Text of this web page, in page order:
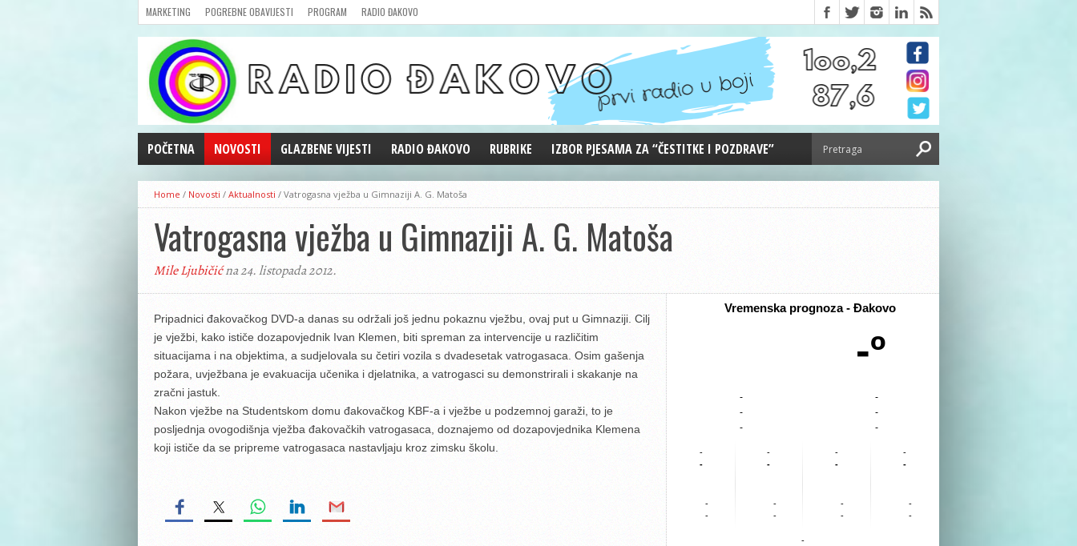
MARKETING POGREBNE OBAVIJESTI PROGRAM RADIO ĐAKOVO
POČETNA NOVOSTI
AKTUALNOSTI
CRNA KRONIKA
POLITIKA
ZANIMLJIVOSTI
GOSPODARSTVO
KULTURA
ŠPORT
REPRIZE EMISIJA
GLAZBENE VIJESTI RADIO ĐAKOVO
MARKETING
RUBRIKE
REPRIZE EMISIJA
DOBRE VIBRACIJE
ĐAKOVO GRADE
WEB ANKETA
IZBOR PJESAMA ZA “ČESTITKE I POZDRAVE”
Home / Novosti / Aktualnosti / Vatrogasna vježba u Gimnaziji A. G. Matoša
Vatrogasna vježba u Gimnaziji A. G. Matoša
Mile Ljubičićna 24. listopada 2012.
Pripadnici đakovačkog DVD-a danas su održali još jednu pokaznu vježbu, ovaj put u Gimnaziji. Cilj
je vježbi, kako ističe dozapovjednik Ivan Klemen, biti spreman za intervencije u različitim
situacijama i na objektima, a sudjelovala su četiri vozila s dvadesetak vatrogasaca. Osim gašenja
požara, uvježbana je evakuacija učenika i djelatnika, a vatrogasci su demonstrirali i skakanje na
zračni jastuk.
Nakon vježbe na Studentskom domu đakovačkog KBF-a i vježbe u podzemnoj garaži, to je
posljednja ovogodišnja vježba đakovačkih vatrogasaca, doznajemo od dozapovjednika Klemena
koji ističe da se pripreme vatrogasaca nastavljaju kroz zimsku školu.
Vremenska prognoza - Đakovo
-º
-
-
-
-
-
-
-
-
-
-
-
-
-
-
-
-
-
-
-
-
-
-
-